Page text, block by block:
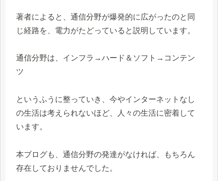
著者によると、通信分野が爆発的に広がったのと同
じ経路を、電力がたどっていると説明しています。
通信分野は、インフラ→ハード＆ソフト→コンテン
ツ
というふうに整っていき、今やインターネットなし
の生活は考えられないほど、人々の生活に密着して
います。
本ブログも、通信分野の発達がなければ、もちろん
存在しておりませんでした。